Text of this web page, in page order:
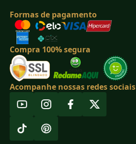
Formas de pagamento
Compra 100% segura
Acompanhe nossas redes sociais